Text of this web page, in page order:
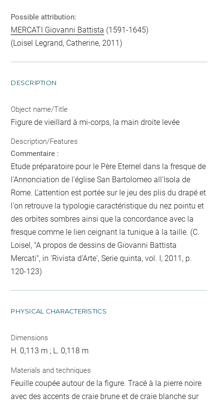
Possible attribution:
MERCATI Giovanni Battista (1591-1645)
(Loisel Legrand, Catherine, 2011)
DESCRIPTION
Object name/Title
Figure de vieillard à mi-corps, la main droite levée
Description/Features
Commentaire :
Etude préparatoire pour le Père Eternel dans la fresque de
l'Annonciation de l'église San Bartolomeo all'Isola de
Rome. L'attention est portée sur le jeu des plis du drapé et
l'on retrouve la typologie caractéristique du nez pointu et
des orbites sombres ainsi que la concordance avec la
fresque comme le lien ceignant la tunique à la taille. (C.
Loisel, "A propos de dessins de Giovanni Battista
Mercati", in 'Rivista d'Arte', Serie quinta, vol. I, 2011, p.
120-123)
PHYSICAL CHARACTERISTICS
Dimensions
H. 0,113 m ; L. 0,118 m
Materials and techniques
Feuille coupée autour de la figure. Tracé à la pierre noire
avec des accents de craie brune et de craie blanche sur